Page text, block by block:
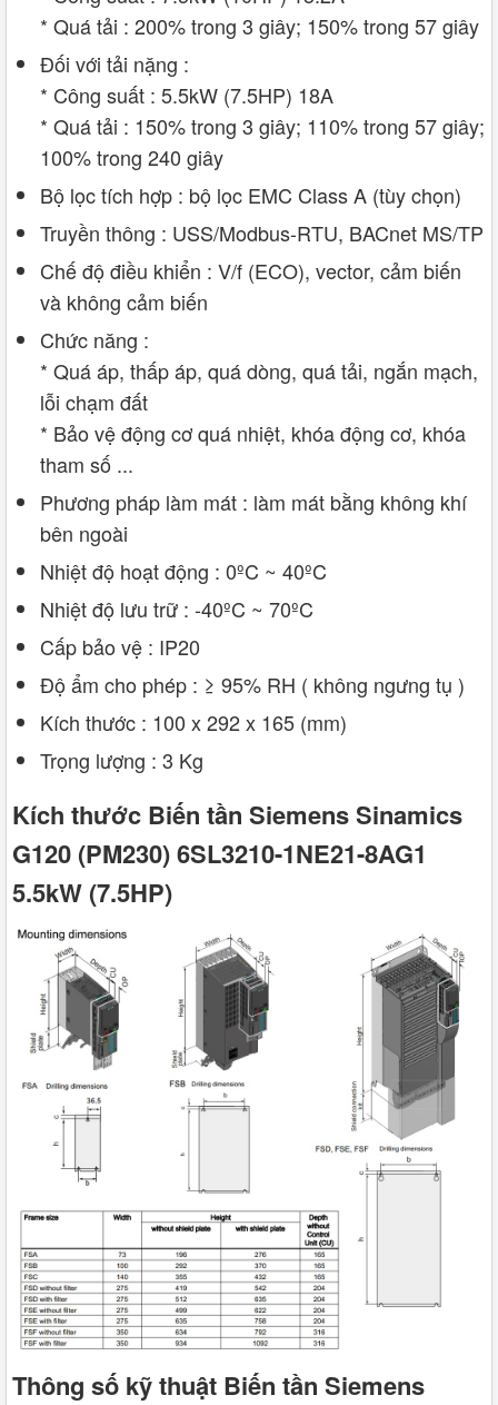
* Quá tải : 200% trong 3 giây; 150% trong 57 giây
Đối với tải nặng :
* Công suất : 5.5kW (7.5HP) 18A
* Quá tải : 150% trong 3 giây; 110% trong 57 giây;
100% trong 240 giây
Bộ lọc tích hợp : bộ lọc EMC Class A (tùy chọn)
Truyền thông : USS/Modbus-RTU, BACnet MS/TP
Chế độ điều khiển : V/f (ECO), vector, cảm biến
và không cảm biến
Chức năng :
* Quá áp, thấp áp, quá dòng, quá tải, ngắn mạch,
lỗi chạm đất
* Bảo vệ động cơ quá nhiệt, khóa động cơ, khóa
tham số ...
Phương pháp làm mát : làm mát bằng không khí
bên ngoài
Nhiệt độ hoạt động : 0ºC ~ 40ºC
Nhiệt độ lưu trữ : -40ºC ~ 70ºC
Cấp bảo vệ : IP20
Độ ẩm cho phép : ≥ 95% RH ( không ngưng tụ )
Kích thước : 100 x 292 x 165 (mm)
Trọng lượng : 3 Kg
Kích thước Biến tần Siemens Sinamics
G120 (PM230) 6SL3210-1NE21-8AG1
5.5kW (7.5HP)
Thông số kỹ thuật Biến tần Siemens